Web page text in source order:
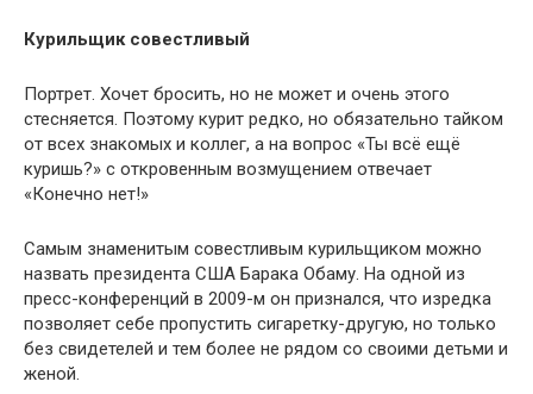
Курильщик совестливый
Портрет. Хочет бросить, но не может и очень этого
стесняется. Поэтому курит редко, но обязательно тайком
от всех знакомых и коллег, а на вопрос «Ты всё ещё
куришь?» с откровенным возмущением отвечает
«Конечно нет!»
Самым знаменитым совестливым курильщиком можно
назвать президента США Барака Обаму. На одной из
пресс-конференций в 2009-м он признался, что изредка
позволяет себе пропустить сигаретку-другую, но только
без свидетелей и тем более не рядом со своими детьми и
женой.